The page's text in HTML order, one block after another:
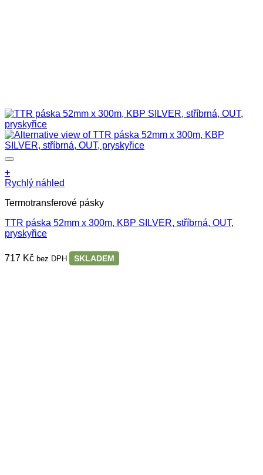
+
Rychlý náhled
Termotransferové pásky
TTR páska 52mm x 300m, KBP SILVER, stříbrná, OUT,
pryskyřice
717 Kč bez DPH SKLADEM